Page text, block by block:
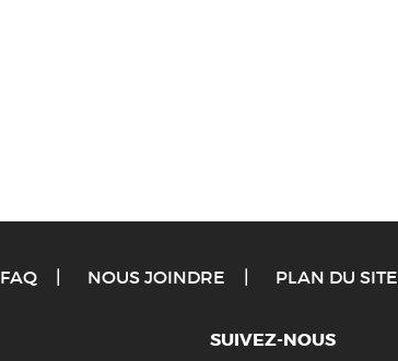
FAQ NOUS JOINDRE PLAN DU SITE
SUIVEZ-NOUS